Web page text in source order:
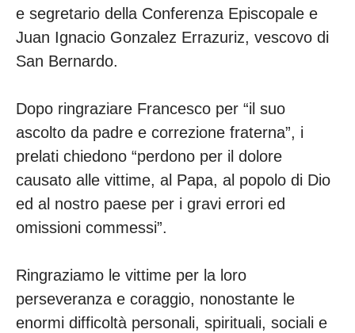
e segretario della Conferenza Episcopale e
Juan Ignacio Gonzalez Errazuriz, vescovo di
San Bernardo.
Dopo ringraziare Francesco per “il suo
ascolto da padre e correzione fraterna”, i
prelati chiedono “perdono per il dolore
causato alle vittime, al Papa, al popolo di Dio
ed al nostro paese per i gravi errori ed
omissioni commessi”.
Ringraziamo le vittime per la loro
perseveranza e coraggio, nonostante le
enormi difficoltà personali, spirituali, sociali e